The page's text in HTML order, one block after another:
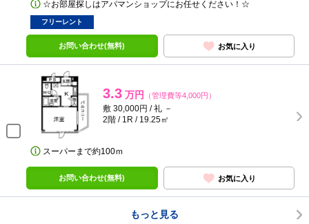
☆お部屋探しはアパマンショップにお任せください！☆
フリーレント
お問い合わせ(無料) お気に入り
3.3 万円 （管理費等4,000円）
敷 30,000円 / 礼 －
2階 / 1R / 19.25㎡
スーパーまで約100ｍ
お問い合わせ(無料) お気に入り
もっと見る